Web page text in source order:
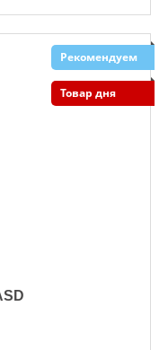
Рекомендуем
Товар дня